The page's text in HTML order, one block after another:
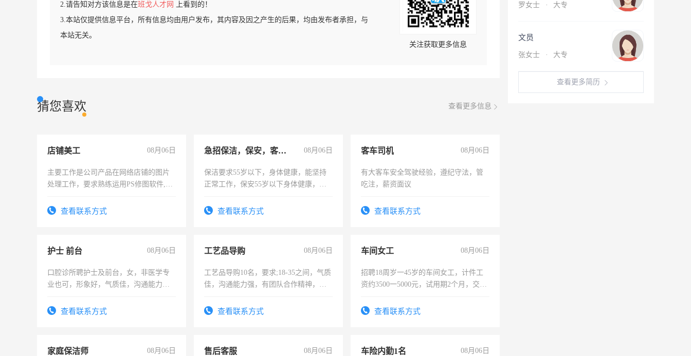
2.请告知对方该信息是在班戈人才网
上看到的！
3.本站仅提供信息平台，所有信息均由用户发布，其内容及因之产生的后果，均由发布者承担，与
本站无关。
关注获取更多信息
猜您喜欢 查看更多信息
店铺美工 08月06日
主要工作是公司产品在网络店铺的图片
处理工作，要求熟练运用PS修图软件,工
查看联系方式
急招保洁，保安，客服，工程 08月06日
保洁要求55岁以下，身体健康，能坚持
正常工作，保安55岁以下身体健康，有
录，客服要求45岁以下高中以上文化，
查看联系方式
客车司机 08月06日
有大客车安全驾驶经验，遵纪守法，管
吃注，薪资面议
查看联系方式
护士 前台 08月06日
口腔诊所聘护士及前台，女，非医学专
业也可，形象好，气质佳，沟通能力
查看联系方式
工艺品导购 08月06日
工艺品导购10名，要求;18-35之间，气质
佳，沟通能力强，有团队合作精神，有
查看联系方式
车间女工 08月06日
招聘18周岁一45岁的车间女工，计件工
资约3500一5000元，试用期2个月，交五
查看联系方式
家庭保洁师 08月06日 售后客服 08月06日 车险内勤1名 08月06日
罗女士 · 大专
文员
张女士 · 大专
查看更多简历